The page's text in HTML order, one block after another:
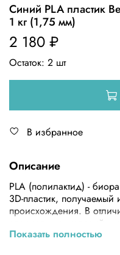
Синий PLA пластик
1 кг (1,75 мм)
2 180 ₽
Остаток: 2 шт
В избранное
Описание
PLA (полилактид) -
3D-пластик, получаемый
происхождения. В
специальных условий,
подогреваемом столе
Показать полностью